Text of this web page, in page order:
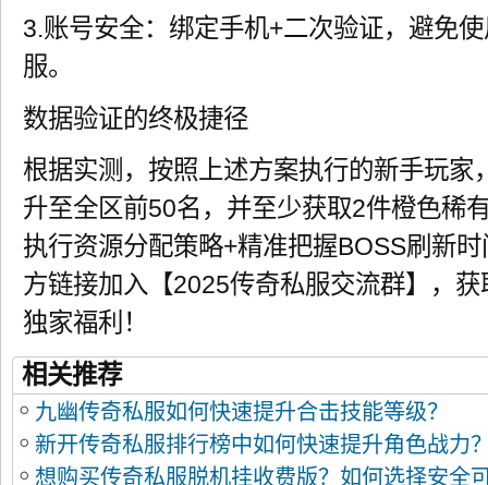
3.账号安全：绑定手机+二次验证，避免
服。
数据验证的终极捷径
根据实测，按照上述方案执行的新手玩家
升至全区前50名，并至少获取2件橙色稀
执行资源分配策略+精准把握BOSS刷新
方链接加入【2025传奇私服交流群】，
独家福利！
相关推荐
九幽传奇私服如何快速提升合击技能等级？
新开传奇私服排行榜中如何快速提升角色战力
想购买传奇私服脱机挂收费版？如何选择安全